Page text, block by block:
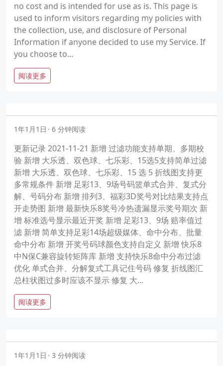
no cost and is intended for use as is. This page is
used to inform visitors regarding my policies with
the collection, use, and disclosure of Personal
Information if anyone decided to use my Service. If
you choose to...
阅读更多
1年1月1日 6 分钟阅读
更新记录 2021-11-21 新增 过滤功能支持单期、多期校
验 新增 大乐透、双色球、七乐彩、15选5支持简单过滤
新增 大乐透、双色球、七乐彩、15 选 5 折线图支持更
多常规条件 新增 足彩13、9场号码篮单式合并、复式分
解、号码分布 新增 排列3、福彩3D奖号对比结果支持点
开走势图 新增 最新快乐8奖号冷热遗漏显示奖号期次 新
增 标准选号显示最近开奖 新增 足彩13、9场 赔率值过
滤 新增 简单支持足彩14场超级媒体、命中分布、批量
命中分布 新增 开奖号码球颜色支持自定义 新增 快乐8
中N保C兼容旋转矩阵库 新增 支持快乐8命中分布过滤
优化 单式合并、分解复式工具记住号码 修复 折线图汇
总柱状图过多时应该不显示 修复 大...
阅读更多
1年1月1日 3 分钟阅读